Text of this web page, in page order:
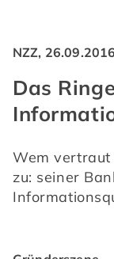
NZZ, 26.09.2016
Das
Wem
zu: seiner